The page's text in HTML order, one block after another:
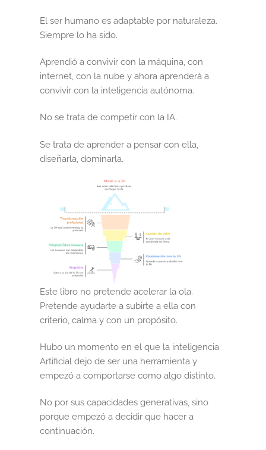
Newsletter
Política de Privacidad y Condiciones de Uso
Sumate al sorteo Artcombo
Suscríbete a la newsletter de Marcombo
Test Formulario
El ser humano es adaptable por naturaleza.
Siempre lo ha sido.
Aprendió a convivir con la máquina, con
internet, con la nube y ahora aprenderá a
convivir con la inteligencia autónoma.
No se trata de competir con la IA.
Se trata de aprender a pensar con ella,
diseñarla, dominarla.
Este libro no pretende acelerar la ola.
Pretende ayudarte a subirte a ella con
criterio, calma y con un propósito.
Hubo un momento en el que la inteligencia
Artificial dejo de ser una herramienta y
empezó a comportarse como algo distinto.
No por sus capacidades generativas, sino
porque empezó a decidir que hacer a
continuación.